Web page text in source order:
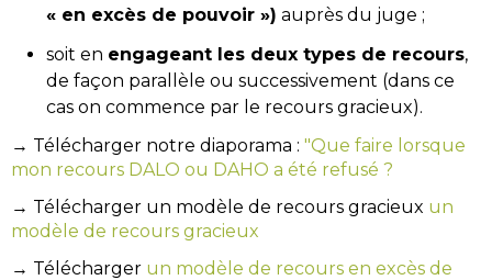
« en excès de pouvoir ») auprès du juge ;
soit en engageant les deux types de recours,
de façon parallèle ou successivement (dans ce
cas on commence par le recours gracieux).
→ Télécharger notre diaporama : "Que faire lorsque
mon recours DALO ou DAHO a été refusé ?
→ Télécharger un modèle de recours gracieux un
modèle de recours gracieux
→ Télécharger un modèle de recours en excès de